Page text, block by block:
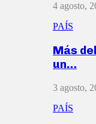
4 agosto,
PAÍS
Más
un…
3 agosto,
PAÍS